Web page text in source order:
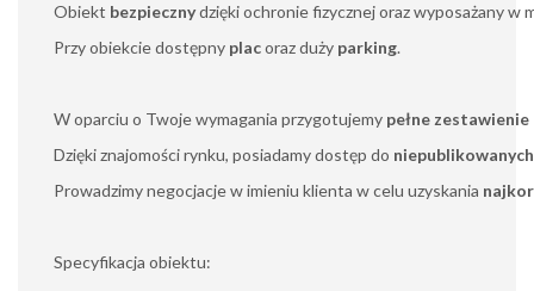
Obiekt bezpiecznydzięki ochronie fizycznej oraz wyposażany w
Przy obiekcie dostępny placoraz duży parking.
W oparciu o Twoje wymagania przygotujemy pełne
Dzięki znajomości rynku, posiadamy dostęp do niepublikowanych
Prowadzimy negocjacje w imieniu klienta w celu uzyskania
Specyfikacja obiektu: